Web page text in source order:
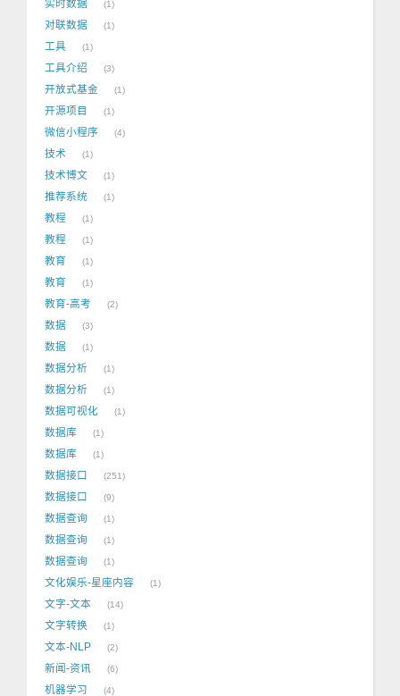
实时数据 1
对联数据 1
工具 1
工具介绍 3
开放式基金 1
开源项目 1
微信小程序 4
技术 1
技术博文 1
推荐系统 1
教程 1
教程 1
教育 1
教育 1
教育-高考 2
数据 3
数据 1
数据分析 1
数据分析 1
数据可视化 1
数据库 1
数据库 1
数据接口 251
数据接口 9
数据查询 1
数据查询 1
数据查询 1
文化娱乐-星座内容 1
文字-文本 14
文字转换 1
文本-NLP 2
新闻-资讯 6
机器学习 4